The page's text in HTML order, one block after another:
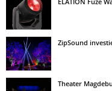
ZipSound
Theater